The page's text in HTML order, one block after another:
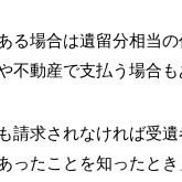
場合は遺留分相当
動産で支払う場合も
求されなければ受
たことを知ったと